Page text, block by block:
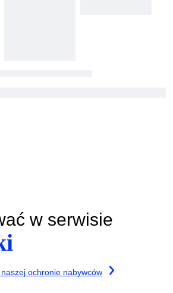
w serwisie
ochronie nabywców